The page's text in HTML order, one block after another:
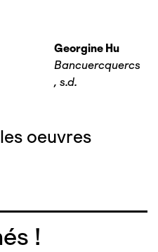
Georgine Hu
Bancuercquercs
, s.d.
oeuvres
!